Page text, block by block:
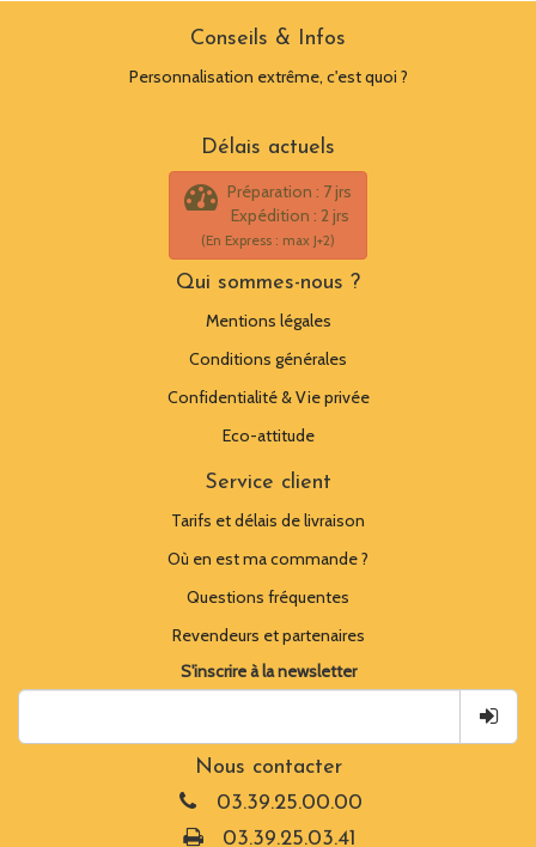
Conseils & Infos
Personnalisation extrême, c'est quoi ?
Délais actuels
Préparation : 7 jrs
Expédition : 2 jrs
(En Express : max J+2)
Qui sommes-nous ?
Mentions légales
Conditions générales
Confidentialité & Vie privée
Eco-attitude
Service client
Tarifs et délais de livraison
Où en est ma commande ?
Questions fréquentes
Revendeurs et partenaires
S'inscrire à la newsletter
Nous contacter
03.39.25.00.00
03.39.25.03.41